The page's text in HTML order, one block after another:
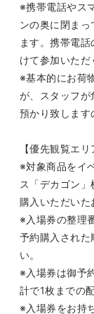
※携帯電話やス
ンの奥に閉ま
ます。携帯電
けて参加いただ
※基本的にお荷
が、スタッフ
預かり致します
【優先観覧エリ
※対象商品をイ
ス「デカゴン」
購入いただいた
※入場券の整理
予約購入された
い。
※入場券は御予
計で1枚までの
※入場券をお持